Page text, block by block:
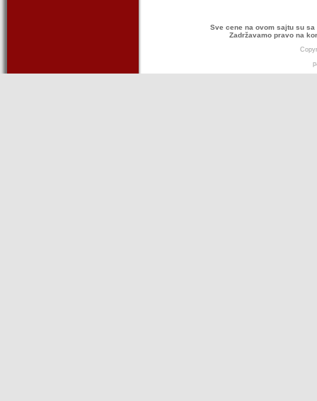
Sve cene na ovom sajtu su
Zadržavamo pravo na